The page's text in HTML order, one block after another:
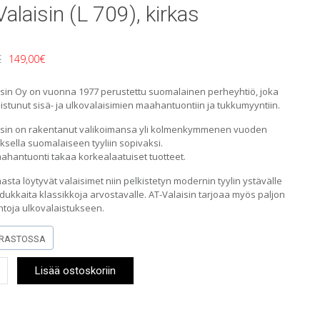
(L 709), kirkas
Alkuperäinen
hinta
oli:
189,00€.
149,00€
hinta
on:
149,00€.
Oy on vuonna 1977 perustettu suomalainen perheyhtiö, joka
sisä- ja ulkovalaisimien maahantuontiin ja tukkumyyntiin.
on rakentanut valikoimansa yli kolmenkymmenen vuoden
suomalaiseen tyyliin sopivaksi.
takaa korkealaatuiset tuotteet.
löytyvät valaisimet niin pelkistetyn modernin tyylin ystävälle
klassikkoja arvostavalle. AT-Valaisin tarjoaa myös paljon
ulkovalaistukseen.
Lisää ostoskoriin